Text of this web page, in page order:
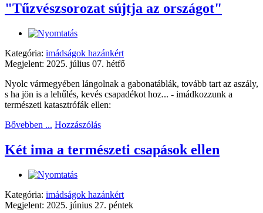
"Tűzvészsorozat sújtja az országot"
Kategória: imádságok hazánkért
Megjelent: 2025. július 07. hétfő
Nyolc vármegyében lángolnak a gabonatáblák, tovább tart az aszály,
s ha jön is a lehűlés, kevés csapadékot hoz... - imádkozzunk a
természeti katasztrófák ellen:
Bővebben ... Hozzászólás
Két ima a természeti csapások ellen
Kategória: imádságok hazánkért
Megjelent: 2025. június 27. péntek